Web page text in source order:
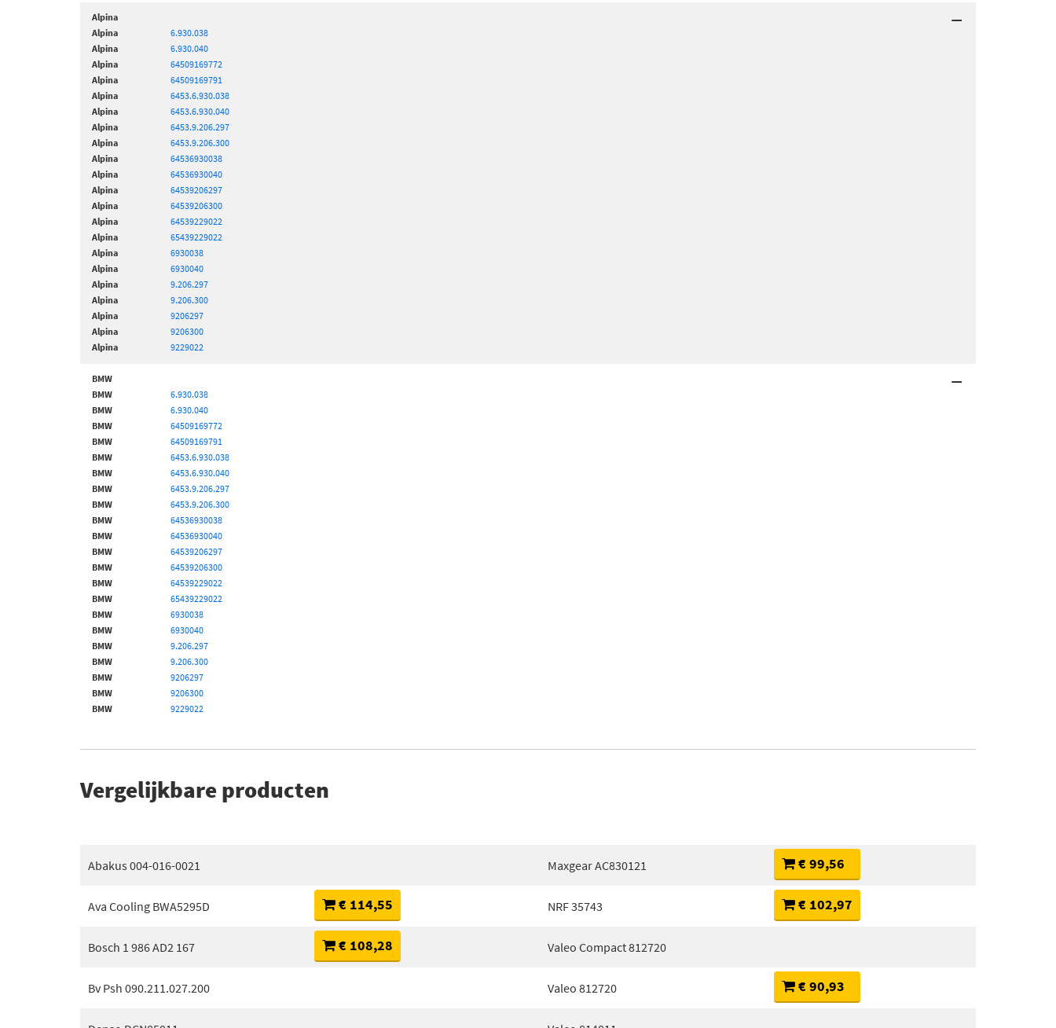
Alpina
Alpina
6.930.038
Alpina
6.930.040
Alpina
64509169772
Alpina
64509169791
Alpina
6453.6.930.038
Alpina
6453.6.930.040
Alpina
6453.9.206.297
Alpina
6453.9.206.300
Alpina
64536930038
Alpina
64536930040
Alpina
64539206297
Alpina
64539206300
Alpina
64539229022
Alpina
65439229022
Alpina
6930038
Alpina
6930040
Alpina
9.206.297
Alpina
9.206.300
Alpina
9206297
Alpina
9206300
Alpina
9229022
BMW
BMW
6.930.038
BMW
6.930.040
BMW
64509169772
BMW
64509169791
BMW
6453.6.930.038
BMW
6453.6.930.040
BMW
6453.9.206.297
BMW
6453.9.206.300
BMW
64536930038
BMW
64536930040
BMW
64539206297
BMW
64539206300
BMW
64539229022
BMW
65439229022
BMW
6930038
BMW
6930040
BMW
9.206.297
BMW
9.206.300
BMW
9206297
BMW
9206300
BMW
9229022
Vergelijkbare producten
Abakus 004-016-0021
Ava Cooling BWA5295D € 114,55
Bosch 1 986 AD2 167 € 108,28
Bv Psh 090.211.027.200
Maxgear AC830121 € 99,56
NRF 35743 € 102,97
Valeo Compact 812720
Valeo 812720 € 90,93